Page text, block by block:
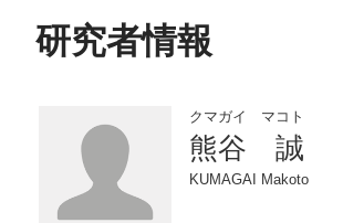
研究者情報
クマガイ マコト
熊谷 誠
KUMAGAI Makoto